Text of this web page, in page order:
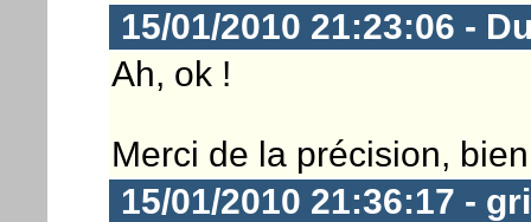
15/01/2010 21:23:06 -
Ah, ok !
Merci de la précision,
15/01/2010 21:36:17 -